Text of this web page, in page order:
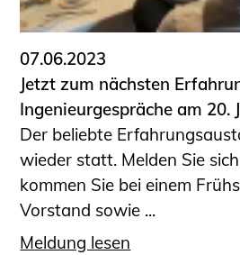
07.06.2023
Jetzt zum nächsten
Ingenieurgespräche am 20.
Der beliebte
wieder statt. Melden Sie
kommen Sie bei einem
Vorstand sowie ...
Meldung lesen